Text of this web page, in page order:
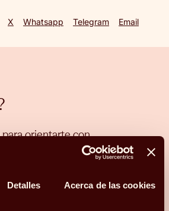
Detalles Acerca de las cookies
X Whatsapp Telegram Email
orientarte con
y mi correo electrónico